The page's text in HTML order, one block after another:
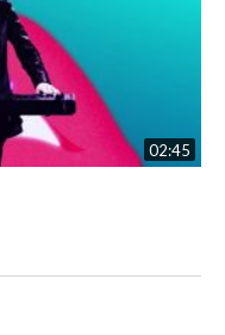
02:45